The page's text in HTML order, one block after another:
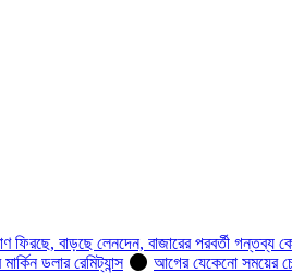
ফিরছে, বাড়ছে লেনদেন, বাজারের পরবর্তী গন্তব্য
ডলার রেমিট্যান্স
আগের যেকেনো সময়ের